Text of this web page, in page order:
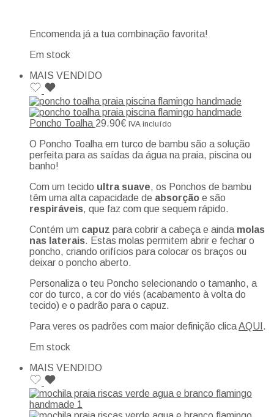
Encomenda já a tua combinação favorita!
Em stock
MAIS VENDIDO
Poncho Toalha 29.90€ IVA incluído
O Poncho Toalha em turco de bambu são a solução
perfeita para as saídas da água na praia, piscina ou
banho!
Com um tecido ultra suave, os Ponchos de bambu
têm uma alta capacidade de absorção e são
respiráveis, que faz com que sequem rápido.
Contém um capuz para cobrir a cabeça e ainda molas
nas laterais. Estas molas permitem abrir e fechar o
poncho, criando orifícios para colocar os braços ou
deixar o poncho aberto.
Personaliza o teu Poncho selecionando o tamanho, a
cor do turco, a cor do viés (acabamento à volta do
tecido) e o padrão para o capuz.
Para veres os padrões com maior definição clicaAQUI .
Em stock
MAIS VENDIDO